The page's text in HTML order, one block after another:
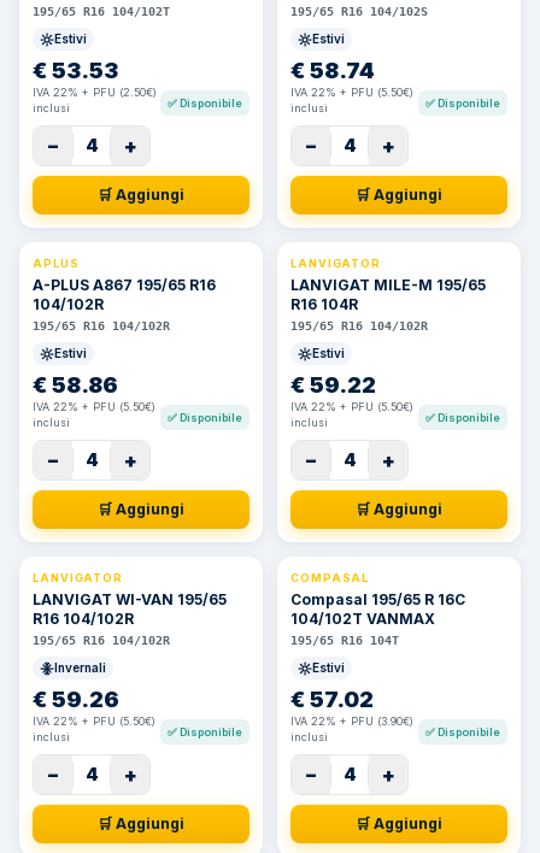
195/65 R16 104/102T
Estivi
€53.53
IVA 22% + PFU (2.50€)
inclusi
✅Disponibile
− 4 +
🛒 Aggiungi
195/65 R16 104/102S
Estivi
€58.74
IVA 22% + PFU (5.50€)
inclusi
✅Disponibile
− 4 +
🛒 Aggiungi
APLUS
A-PLUS A867 195/65 R16
104/102R
195/65 R16 104/102R
Estivi
€58.86
IVA 22% + PFU (5.50€)
inclusi
✅Disponibile
− 4 +
🛒 Aggiungi
LANVIGATOR
LANVIGAT MILE-M 195/65
R16 104R
195/65 R16 104/102R
Estivi
€59.22
IVA 22% + PFU (5.50€)
inclusi
✅Disponibile
− 4 +
🛒 Aggiungi
LANVIGATOR
LANVIGAT WI-VAN 195/65
R16 104/102R
195/65 R16 104/102R
Invernali
€59.26
IVA 22% + PFU (5.50€)
inclusi
✅Disponibile
− 4 +
🛒 Aggiungi
COMPASAL
Compasal 195/65 R 16C
104/102T VANMAX
195/65 R16 104T
Estivi
€57.02
IVA 22% + PFU (3.90€)
inclusi
✅Disponibile
− 4 +
🛒 Aggiungi